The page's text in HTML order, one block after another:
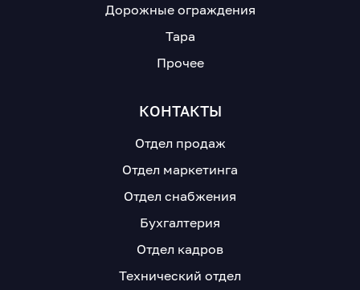
Дорожные ограждения
Тара
Прочее
КОНТАКТЫ
Отдел продаж
Отдел маркетинга
Отдел снабжения
Бухгалтерия
Отдел кадров
Технический отдел